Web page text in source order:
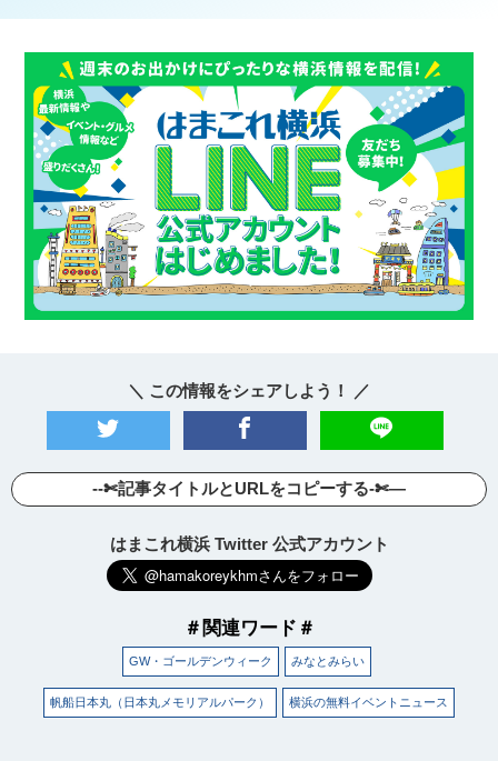
＼ この情報をシェアしよう！ ／
--✄記事タイトルとURLをコピーする-✄—
はまこれ横浜 Twitter 公式アカウント
＃関連ワード＃
GW・ゴールデンウィーク みなとみらい
帆船日本丸（日本丸メモリアルパーク） 横浜の無料イベントニュース